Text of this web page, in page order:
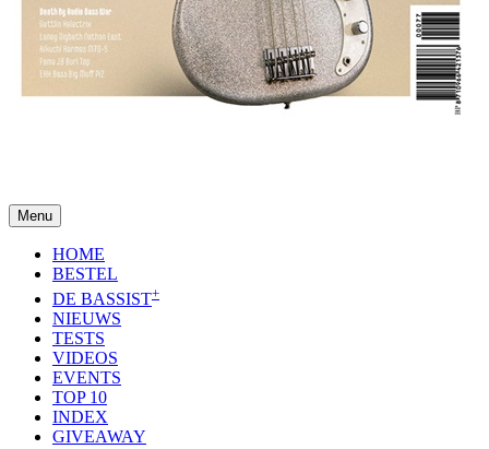
Menu
HOME
BESTEL
DE BASSIST+
NIEUWS
TESTS
VIDEOS
EVENTS
TOP 10
INDEX
GIVEAWAY